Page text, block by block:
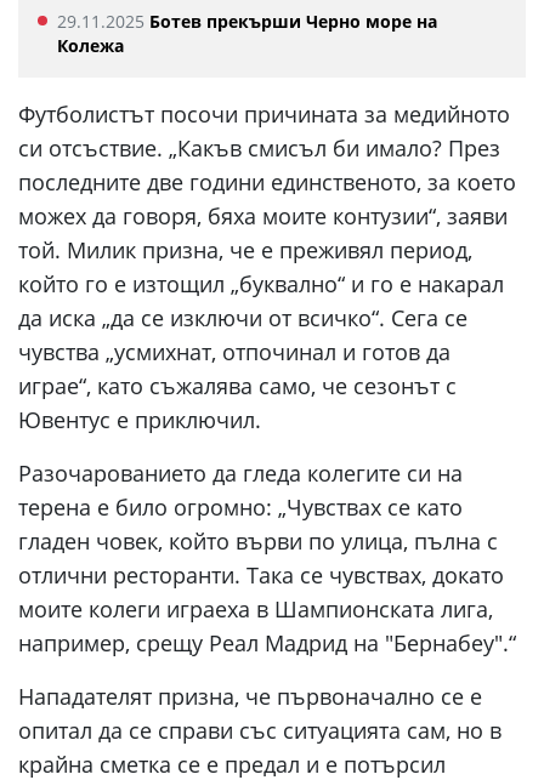
29.11.2025 Ботев прекърши Черно море на
Колежа
Футболистът посочи причината за медийното
си отсъствие. „Какъв смисъл би имало? През
последните две години единственото, за което
можех да говоря, бяха моите контузии“, заяви
той. Милик призна, че е преживял период,
който го е изтощил „буквално“ и го е накарал
да иска „да се изключи от всичко“. Сега се
чувства „усмихнат, отпочинал и готов да
играе“, като съжалява само, че сезонът с
Ювентус е приключил.
Разочарованието да гледа колегите си на
терена е било огромно: „Чувствах се като
гладен човек, който върви по улица, пълна с
отлични ресторанти. Така се чувствах, докато
моите колеги играеха в Шампионската лига,
например, срещу Реал Мадрид на "Бернабеу".“
Нападателят призна, че първоначално се е
опитал да се справи със ситуацията сам, но в
крайна сметка се е предал и е потърсил